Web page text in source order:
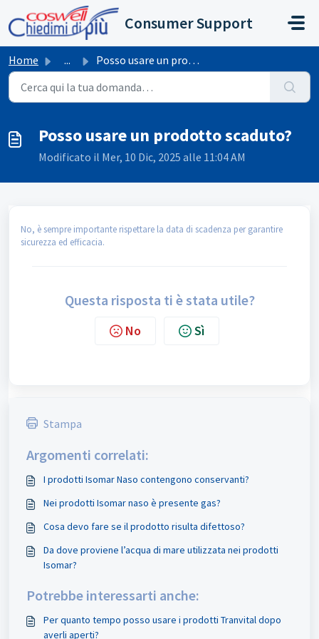
Salta al contenuto principale
Consumer Support
Home ... Posso usare un prodotto scaduto?
Posso usare un prodotto scaduto?
Modificato il Mer, 10 Dic, 2025 alle 11:04 AM
No, è sempre importante rispettare la data di scadenza per garantire
sicurezza ed efficacia.
Questa risposta ti è stata utile?
No Sì
Stampa
Argomenti correlati:
I prodotti Isomar Naso contengono conservanti?
Nei prodotti Isomar naso è presente gas?
Cosa devo fare se il prodotto risulta difettoso?
Da dove proviene l’acqua di mare utilizzata nei prodotti
Isomar?
Potrebbe interessarti anche:
Per quanto tempo posso usare i prodotti Tranvital dopo
averli aperti?